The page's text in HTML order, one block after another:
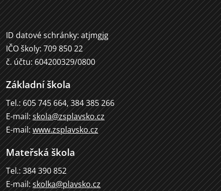
ID datové schránky: atjmgjg
IČO školy: 709 850 22
č. účtu: 604200329/0800
Základní škola
Tel.: 605 745 664, 384 385 266
E-mail: skola@zsplavsko.cz
E-mail: www.zsplavsko.cz
Mateřská škola
Tel.: 384 390 852
E-mail: skolka@plavsko.cz